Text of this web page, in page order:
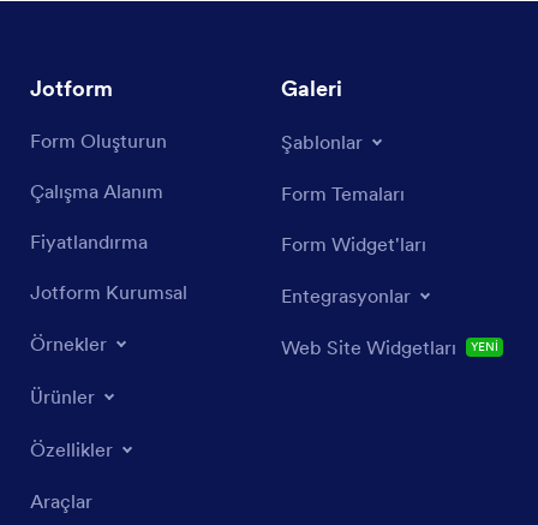
Jotform
Form Oluşturun
Çalışma Alanım
Fiyatlandırma
Jotform Kurumsal
Örnekler
Ürünler
Özellikler
Araçlar
Galeri
Şablonlar
Form Temaları
Form Widget'ları
Entegrasyonlar
Web Site Widgetları YENİ